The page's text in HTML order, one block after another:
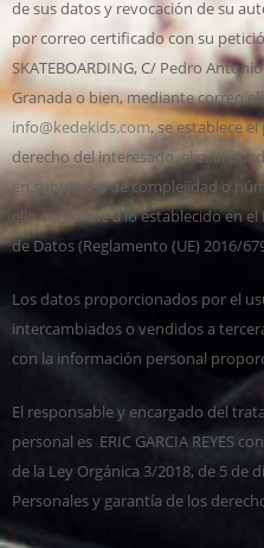
de sus datos y revocación de su
por correo certificado con su
SKATEBOARDING, C/ Pedro
Granada o bien, mediante correo
info@kedekids.com, se establece
derecho del interesado, el cual
en supuestos de complejidad o
ello conforme a lo establecido en
de Datos (Reglamento (UE) 2016/
Los datos proporcionados por el
intercambiados o vendidos a
con la información personal
El responsable y encargado del
personal es ERIC GARCIA REYES
de la Ley Orgánica 3/2018, de 5 de
Personales y garantía de los